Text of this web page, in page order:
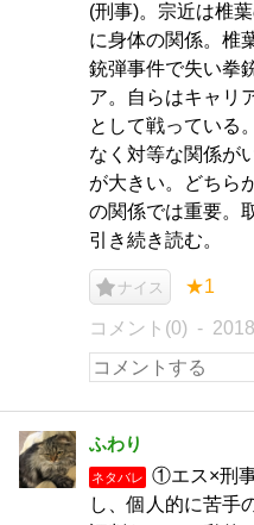
(刑事)。宗近は椎
に身体の関係。椎
銃弾事件で失い拳
ア。自らはキャリ
として戦っている
なく対等な関係が
が大きい。どちら
の関係では重要。
引き続き読む。
ナイス ★1
コメント(0)
ふわり
ネタバレ
①エス×刑
し、個人的に苦手